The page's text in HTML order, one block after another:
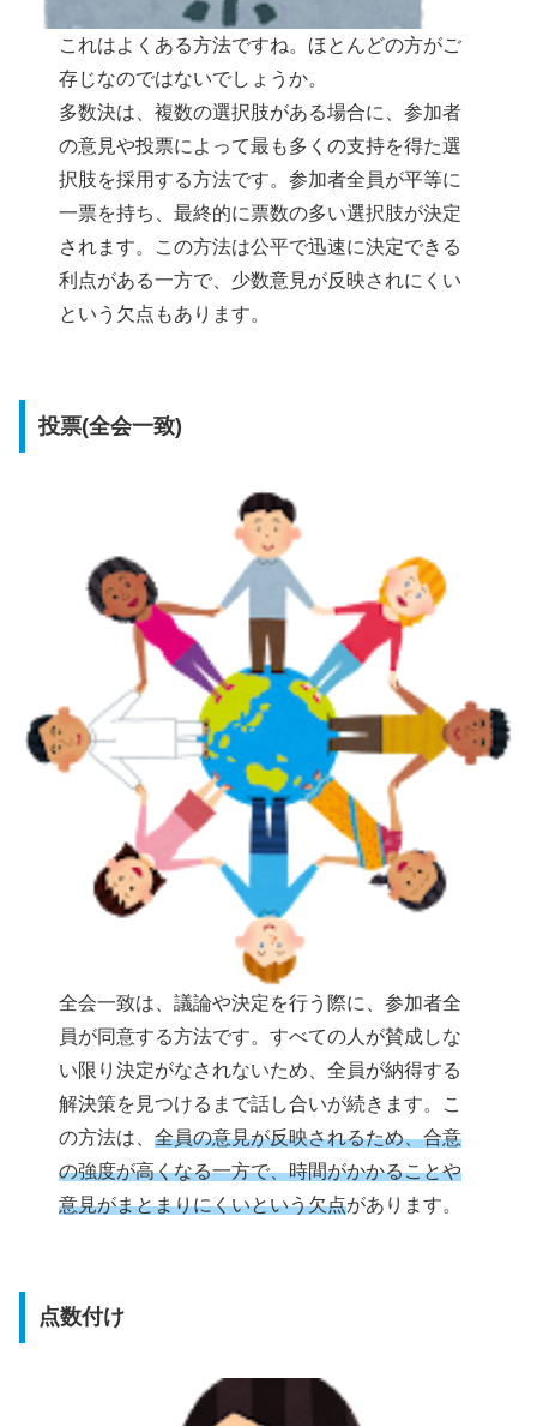
これはよくある方法ですね。ほとんどの方がご
存じなのではないでしょうか。
多数決は、複数の選択肢がある場合に、参加者
の意見や投票によって最も多くの支持を得た選
択肢を採用する方法です。参加者全員が平等に
一票を持ち、最終的に票数の多い選択肢が決定
されます。この方法は公平で迅速に決定できる
利点がある一方で、少数意見が反映されにくい
という欠点もあります。
投票(全会一致)
全会一致は、議論や決定を行う際に、参加者全
員が同意する方法です。すべての人が賛成しな
い限り決定がなされないため、全員が納得する
解決策を見つけるまで話し合いが続きます。こ
の方法は、全員の意見が反映されるため、合意
の強度が高くなる一方で、時間がかかることや
意見がまとまりにくいという欠点があります。
点数付け